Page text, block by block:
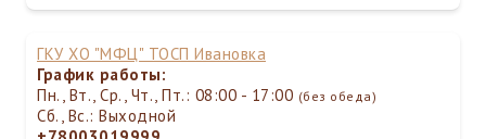
ГКУ ХО "МФЦ" ТОСП Ивановка
График работы:
Пн., Вт., Ср., Чт., Пт.: 08:00 - 17:00 (без обеда)
Сб., Вс.: Выходной